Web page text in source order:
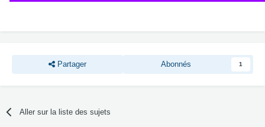
Partager Abonnés 1
Aller sur la liste des sujets